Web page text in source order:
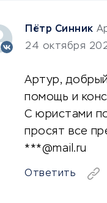
Пётр Синник
24 октября
Артур,
помощь и
С юристами
просят все
***@mail.ru
Ответить